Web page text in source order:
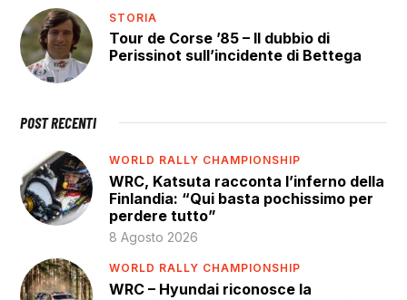
STORIA
Tour de Corse ’85 – Il dubbio di
Perissinot sull’incidente di Bettega
POST RECENTI
WORLD RALLY CHAMPIONSHIP
WRC, Katsuta racconta l’inferno della
Finlandia: “Qui basta pochissimo per
perdere tutto”
8 Agosto 2026
WORLD RALLY CHAMPIONSHIP
WRC – Hyundai riconosce la